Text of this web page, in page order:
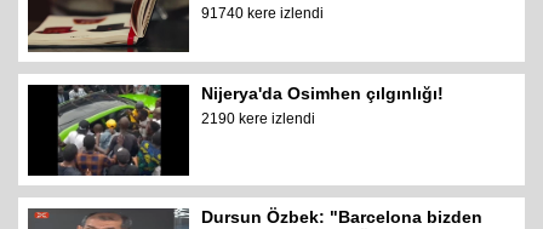
91740 kere izlendi
Nijerya'da Osimhen çılgınlığı!
2190 kere izlendi
Dursun Özbek: "Barcelona bizden